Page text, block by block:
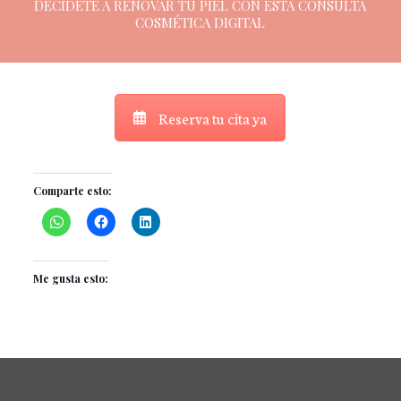
DECÍDETE A RENOVAR TU PIEL CON ESTA CONSULTA
COSMÉTICA DIGITAL
Reserva tu cita ya
Comparte esto:
Me gusta esto: